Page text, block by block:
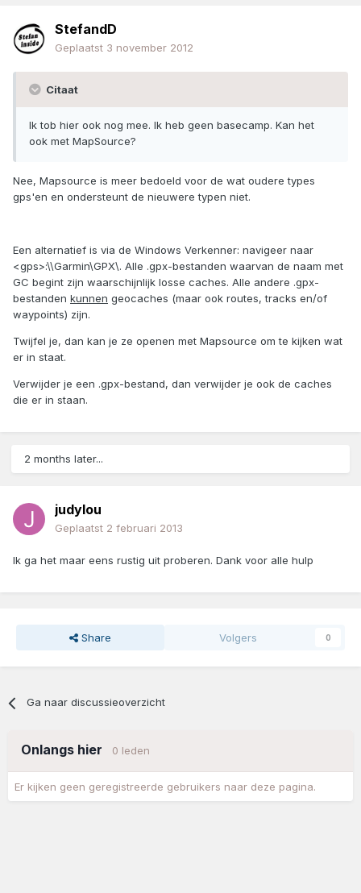
StefandD
Geplaatst 3 november 2012
Citaat
Ik tob hier ook nog mee. Ik heb geen basecamp. Kan het
ook met MapSource?
Nee, Mapsource is meer bedoeld voor de wat oudere types
gps'en en ondersteunt de nieuwere typen niet.
Een alternatief is via de Windows Verkenner: navigeer naar
<gps>:\\Garmin\GPX\. Alle .gpx-bestanden waarvan de naam met
GC begint zijn waarschijnlijk losse caches. Alle andere .gpx-
bestanden kunnen geocaches (maar ook routes, tracks en/of
waypoints) zijn.
Twijfel je, dan kan je ze openen met Mapsource om te kijken wat
er in staat.
Verwijder je een .gpx-bestand, dan verwijder je ook de caches
die er in staan.
2 months later...
judylou
Geplaatst 2 februari 2013
Ik ga het maar eens rustig uit proberen. Dank voor alle hulp
Share Volgers 0
Ga naar discussieoverzicht
Onlangs hier 0 leden
Er kijken geen geregistreerde gebruikers naar deze pagina.